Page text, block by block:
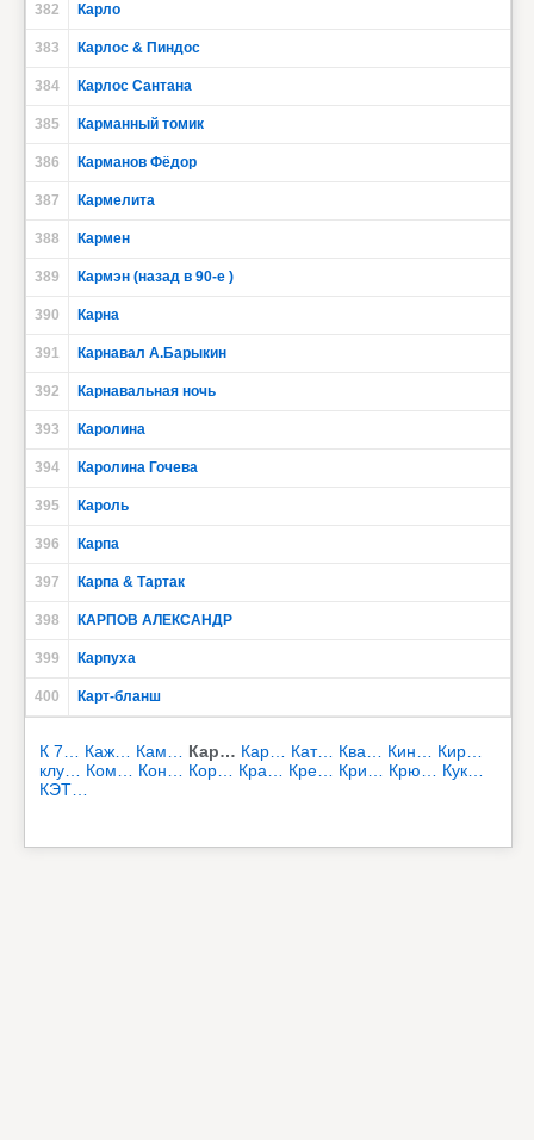
382 Карло
383 Карлос & Пиндос
384 Карлос Сантана
385 Карманный томик
386 Карманов Фёдор
387 Кармелита
388 Кармен
389 Кармэн (назад в 90-е )
390 Карна
391 Карнавал А.Барыкин
392 Карнавальная ночь
393 Каролина
394 Каролина Гочева
395 Кароль
396 Карпа
397 Карпа & Тартак
398 КАРПОВ АЛЕКСАНДР
399 Карпуха
400 Карт-бланш
К 7… Каж… Кам… Кар… Кар… Кат… Ква… Кин…
Кир…
клу…
Ком… Кон… Кор… Кра… Кре… Кри… Крю…
Кук…
КЭТ…